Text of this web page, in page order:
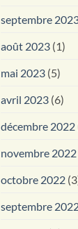
septembre
août 2023(1)
mai 2023(5)
avril 2023(6)
décembre 2022
novembre 2022
octobre 2022
septembre